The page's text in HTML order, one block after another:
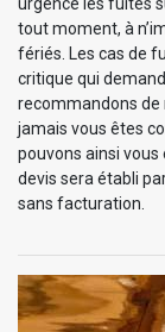
tout moment, à
fériés. Les cas de
critique qui
recommandons de
jamais vous êtes
pouvons ainsi
devis sera établi
sans facturation.